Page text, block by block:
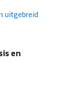
en